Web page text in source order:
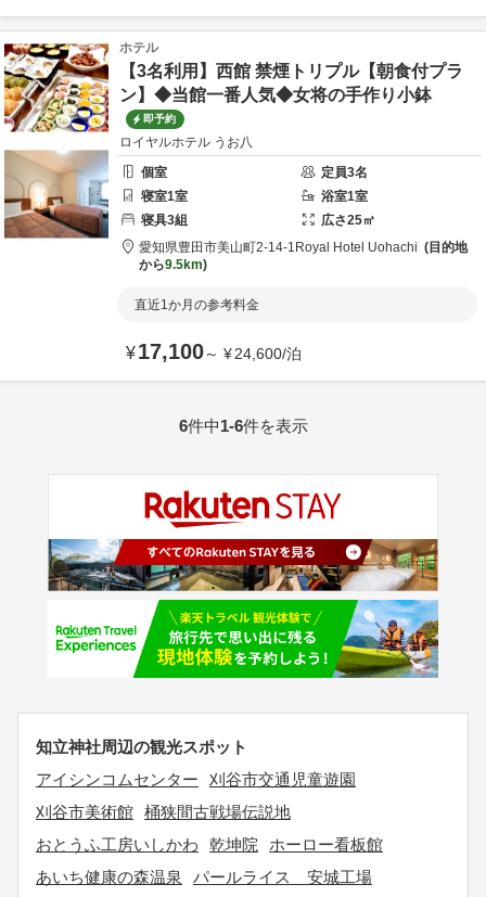
ホテル
【3名利用】西館 禁煙トリプル【朝食付プラ
ン】◆当館一番人気◆女将の手作り小鉢
即予約
ロイヤルホテル うお八
個室
定員3名
寝室1室 浴室1室
寝具3組 広さ25㎡
愛知県豊田市美山町2-14-1 Royal Hotel Uohachi
目的地
から9.5km
直近1か月の参考料金
¥17,100～ ¥24,600/泊
6件中1-6件を表示
知立神社周辺の観光スポット
アイシンコムセンター
刈谷市交通児童遊園
刈谷市美術館 桶狭間古戦場伝説地
おとうふ工房いしかわ
乾坤院
ホーロー看板館
あいち健康の森温泉
パールライス 安城工場